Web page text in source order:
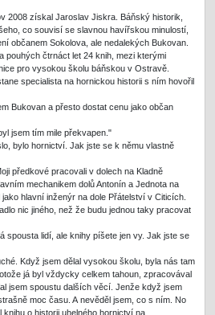
2008 získal Jaroslav Jiskra. Báňský historik,
co souvisí se slavnou havířskou minulostí,
občanem Sokolova, ale nedalekých Bukovan.
pouhých čtrnáct let 24 knih, mezi kterými
pro vysokou školu báňskou v Ostravě.
specialista na hornickou historii s ním hovořil
Bukovan a přesto dostat cenu jako občan
jsem tím mile překvapen."
bylo hornictví. Jak jste se k němu vlastně
předkové pracovali v dolech na Kladně
mechanikem dolů Antonín a Jednota na
hlavní inženýr na dole Přátelství v Citicích.
nic jiného, než že budu jednou taky pracovat
spousta lidí, ale knihy píšete jen vy. Jak jste se
Když jsem dělal vysokou školu, byla nás tam
já byl vždycky celkem tahoun, zpracovával
jsem spoustu dalších věcí. Jenže když jsem
moc času. A nevěděl jsem, co s ním. No
o historii uhelného hornictví na